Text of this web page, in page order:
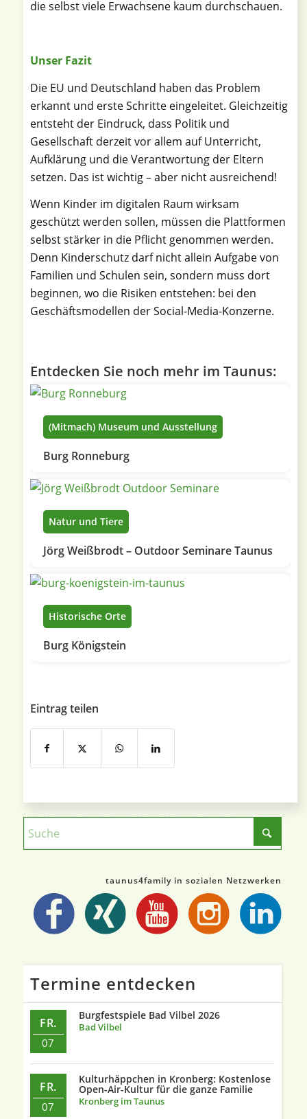
die selbst viele Erwachsene kaum durchschauen.
Unser Fazit
Die EU und Deutschland haben das Problem
erkannt und erste Schritte eingeleitet. Gleichzeitig
entsteht der Eindruck, dass Politik und
Gesellschaft derzeit vor allem auf Unterricht,
Aufklärung und die Verantwortung der Eltern
setzen. Das ist wichtig – aber nicht ausreichend!
Wenn Kinder im digitalen Raum wirksam
geschützt werden sollen, müssen die Plattformen
selbst stärker in die Pflicht genommen werden.
Denn Kinderschutz darf nicht allein Aufgabe von
Familien und Schulen sein, sondern muss dort
beginnen, wo die Risiken entstehen: bei den
Geschäftsmodellen der Social-Media-Konzerne.
Entdecken Sie noch mehr im Taunus:
(Mitmach) Museum und Ausstellung
Burg Ronneburg
Natur und Tiere
Jörg Weißbrodt – Outdoor Seminare Taunus
Historische Orte
Burg Königstein
Eintrag teilen
taunus4family in sozialen Netzwerken
Termine entdecken
FR.
07
Burgfestspiele Bad Vilbel 2026
Bad Vilbel
FR.
07
Kulturhäppchen in Kronberg: Kostenlose
Open-Air-Kultur für die ganze Familie
Kronberg im Taunus